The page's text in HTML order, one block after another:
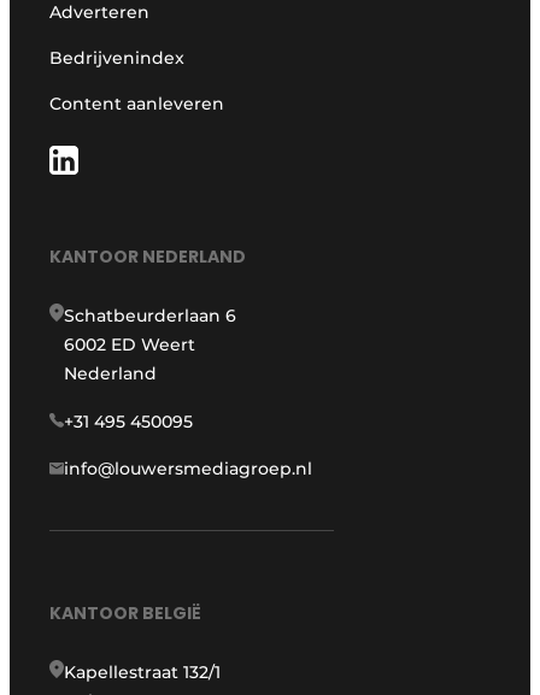
Adverteren
Bedrijvenindex
Content aanleveren
KANTOOR NEDERLAND
Schatbeurderlaan 6
6002 ED Weert
Nederland
+31 495 450095
info@louwersmediagroep.nl
KANTOOR BELGIË
Kapellestraat 132/1